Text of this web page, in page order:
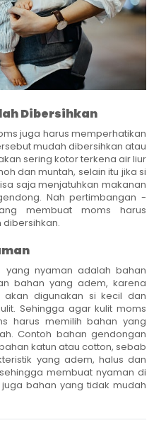
Dibersihkan
juga harus memperhatikan
mudah dibersihkan atau
sering kotor terkena air liur
dan muntah, selain itu jika si
saja menjatuhkan makanan
Nah pertimbangan -
membuat moms harus
yang nyaman adalah bahan
bahan yang adem, karena
digunakan si kecil dan
Sehingga agar kulit moms
harus memilih bahan yang
Contoh bahan gendongan
katun atau cotton, sebab
yang adem, halus dan
membuat nyaman di
bahan yang tidak mudah